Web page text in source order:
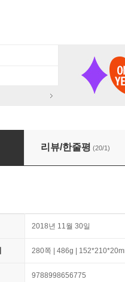
리뷰/한줄평 (20/1)
2018년 11월 30일
280쪽 | 486g |
9788998656775